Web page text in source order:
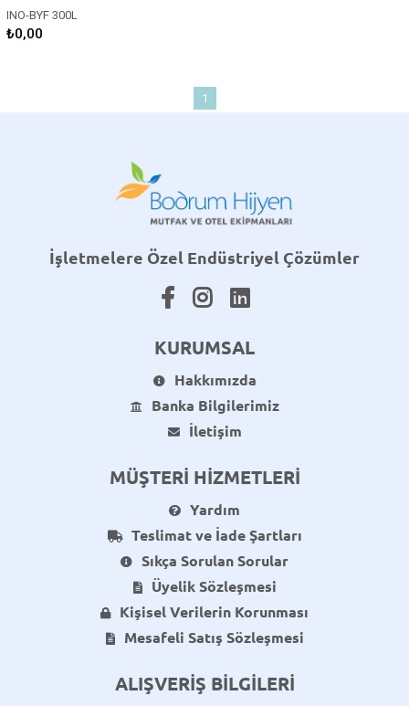
INO-BYF 300L
₺0,00
1
İşletmelere Özel Endüstriyel Çözümler
KURUMSAL
Hakkımızda
Banka Bilgilerimiz
İletişim
MÜŞTERİ HİZMETLERİ
Yardım
Teslimat ve İade Şartları
Sıkça Sorulan Sorular
Üyelik Sözleşmesi
Kişisel Verilerin Korunması
Mesafeli Satış Sözleşmesi
ALIŞVERİŞ BİLGİLERİ